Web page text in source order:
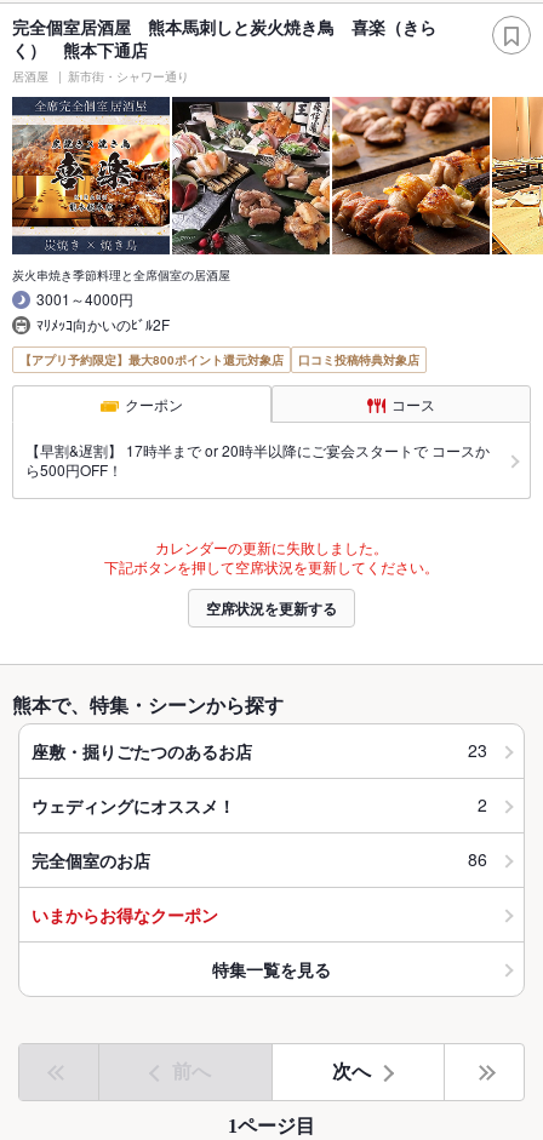
完全個室居酒屋 熊本馬刺しと炭火焼き鳥 喜楽（きら
く） 熊本下通店
居酒屋 新市街・シャワー通り
炭火串焼き季節料理と全席個室の居酒屋
3001～4000円
ﾏﾘﾒｯｺ向かいのﾋﾞﾙ2F
【アプリ予約限定】最大800ポイント還元対象店 口コミ投稿特典対象店
クーポン コース
【早割&遅割】 17時半まで or 20時半以降にご宴会スタートで コースか
ら500円OFF！
カレンダーの更新に失敗しました。
下記ボタンを押して空席状況を更新してください。
空席状況を更新する
熊本で、特集・シーンから探す
座敷・掘りごたつのあるお店 23
ウェディングにオススメ！ 2
完全個室のお店 86
いまからお得なクーポン
特集一覧を見る
前へ 次へ
1ページ目